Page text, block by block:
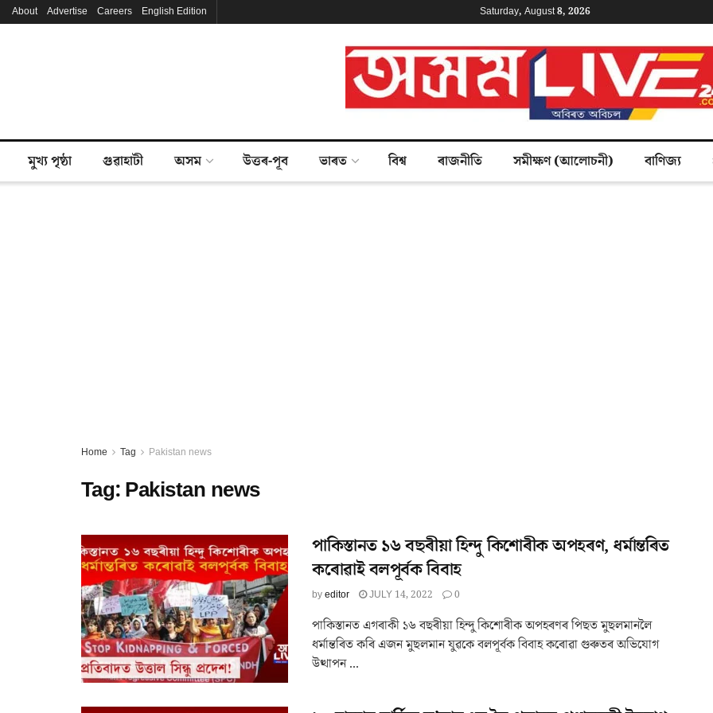
About Advertise Careers English Edition Saturday, August 8, 2026
মুখ্য পৃষ্ঠা গুৱাহাটী অসম উত্তৰ-পূব ভাৰত বিশ্ব ৰাজনীতি সমীক্ষণ (আলোচনী) বাণিজ্য
Home Tag Pakistan news
Tag:Pakistan news
পাকিস্তানত ১৬ বছৰীয়া হিন্দু কিশোৰীক অপহৰণ, ধৰ্মান্তৰিত
কৰোৱাই বলপূৰ্বক বিবাহ
byeditor JULY 14, 2022 0
পাকিস্তানত এগৰাকী ১৬ বছৰীয়া হিন্দু কিশোৰীক অপহৰণৰ পিছত মুছলমানলৈ
ধৰ্মান্তৰিত কৰি এজন মুছলমান যুৱকে বলপূৰ্বক বিবাহ কৰোৱা গুৰুতৰ অভিযোগ
উত্থাপন ...